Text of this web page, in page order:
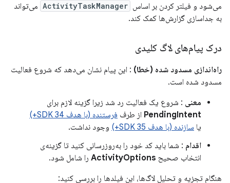
می‌شود و فیلتر کردن بر اساس ActivityTaskManager می‌تواند
به جداسازی گزارش‌ها کمک کند.
درک پیام‌های لاگ کلیدی
راه‌اندازی مسدود شده (خطا) : این پیام نشان می‌دهد که شروع فعالیت
مسدود شده است.
معنی : شروع یک فعالیت رد شد زیرا گزینه لازم برای
PendingIntent از طرف فرستنده (با هدف SDK 34+)
یا سازنده (با هدف SDK 35+)
وجود نداشت.
اقدام : شما باید کد خود را به‌روزرسانی کنید تا گزینه‌ی
انتخاب صحیح ActivityOptions را شامل شود.
هنگام تجزیه و تحلیل لاگ‌ها، این فیلدها را بررسی کنید: